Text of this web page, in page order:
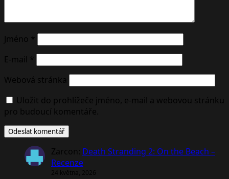
Jméno *
E-mail *
Webová stránka
Uložit do prohlížeče jméno, e-mail a webovou stránku
pro budoucí komentáře.
Zarcon: Death Stranding 2: On the Beach –
Recenze
24 května, 2026